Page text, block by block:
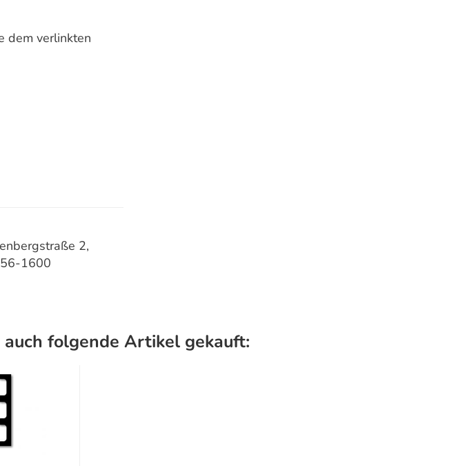
dem verlinkten
2,
1600
folgende Artikel gekauft: